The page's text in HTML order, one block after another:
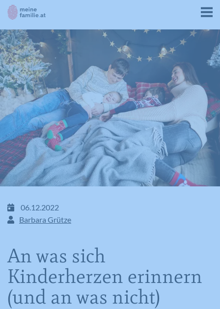
06.12.2022
Barbara Grütze
An was sich
Kinderherzen erinnern
(und an was nicht)